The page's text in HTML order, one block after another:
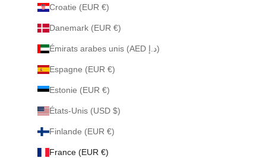
Croatie (EUR €)
Danemark (EUR €)
Émirats arabes unis (AED د.إ)
Espagne (EUR €)
Estonie (EUR €)
États-Unis (USD $)
Finlande (EUR €)
France (EUR €)